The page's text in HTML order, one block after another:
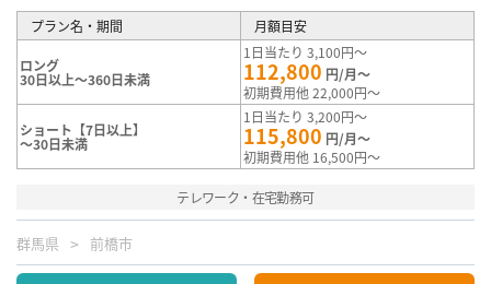
プラン名・期間 月額目安
ロング
30日以上～360日未満
1日当たり 3,100円～
112,800 円/月～
初期費用他 22,000円～
ショート【7日以上】
～30日未満
1日当たり 3,200円～
115,800 円/月～
初期費用他 16,500円～
テレワーク・在宅勤務可
群馬県 前橋市